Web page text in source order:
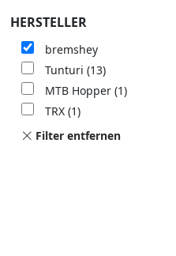
HERSTELLER
bremshey
Tunturi (13)
MTB Hopper (1)
TRX (1)
Filter entfernen